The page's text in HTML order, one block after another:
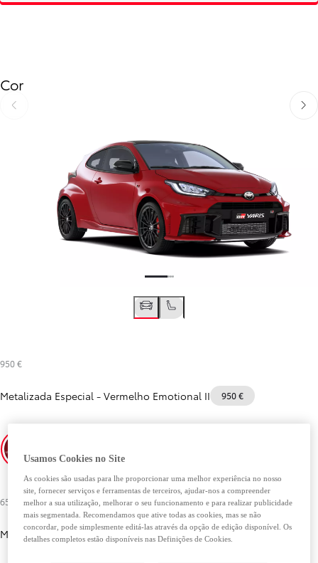
Cor
Anterior
950 €
Metalizada Especial - Vermelho Emotional II 950 €
650 €
Metalizada
Usamos Cookies no Site
As cookies são usadas para lhe proporcionar uma melhor experiência no nosso
site, fornecer serviços e ferramentas de terceiros, ajudar-nos a compreender
melhor a sua utilização, melhorar o seu funcionamento e para realizar publicidade
mais segmentada. Recomendamos que ative todas as cookies, mas se não
concordar, pode simplesmente editá-las através da opção de edição disponível. Os
detalhes completos estão disponíveis nas Definições de Cookies.